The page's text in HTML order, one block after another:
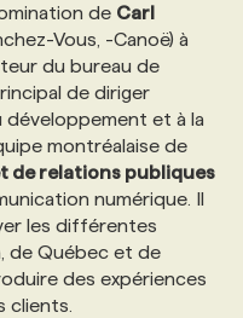
FORMATIONS
de Carl
Vous, -Canoë) à
du bureau de
de diriger
développement et à la
montréalaise de
de relations publiques
numérique. Il
les différentes
de Québec et de
des expériences
clients.